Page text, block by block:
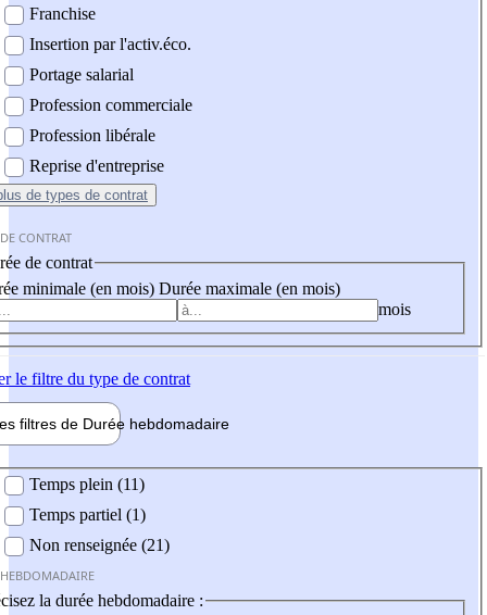
Franchise
Insertion par l'activ.éco.
Portage salarial
Profession commerciale
Profession libérale
Reprise d'entreprise
de types de contrat
CONTRAT
de contrat
minimale (en mois) Durée maximale (en mois)
mois
le filtre du type de contrat
filtres de Durée hebdomadaire
Temps plein (11)
Temps partiel (1)
Non renseignée (21)
la durée hebdomadaire :